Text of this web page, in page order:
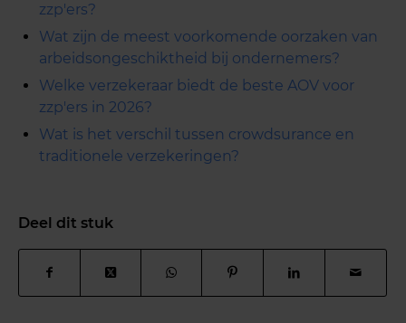
zzp'ers?
Wat zijn de meest voorkomende oorzaken van
arbeidsongeschiktheid bij ondernemers?
Welke verzekeraar biedt de beste AOV voor
zzp'ers in 2026?
Wat is het verschil tussen crowdsurance en
traditionele verzekeringen?
Deel dit stuk